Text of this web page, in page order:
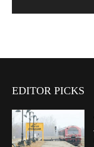
EDITOR PICKS